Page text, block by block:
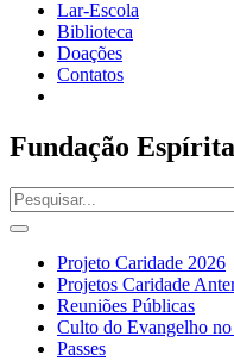
Lar-Escola
Biblioteca
Doações
Contatos
Fundação
Projeto Caridade 2026
Projetos Caridade
Reuniões Públicas
Culto do Evangelho
Passes